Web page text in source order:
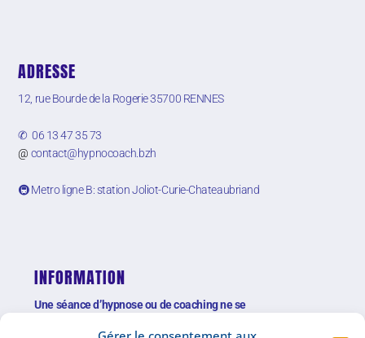
ADRESSE
12, rue Bourde de la Rogerie35700 RENNES
✆ 06 13 47 35 73
@ contact@hypnocoach.bzh
🚇 Metro ligne B: station Joliot-Curie-Chateaubriand
INFORMATION
Une séance d’hypnose ou de coaching ne se